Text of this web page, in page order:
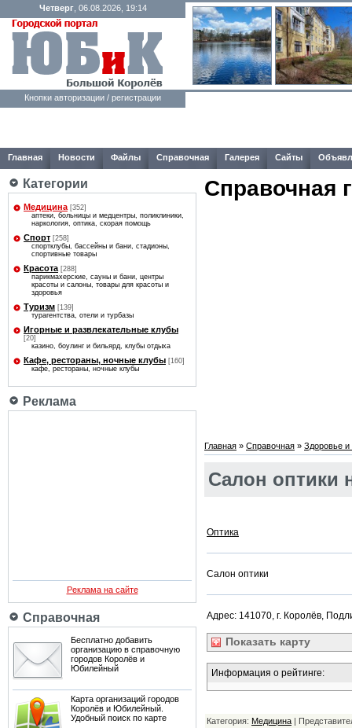
Четверг, 06.08.2026, 19:14
Кнопки авторизации / регистрации
Главная Новости Файлы Справочная Галерея Сайты
Категории
Медицина [352]
аптеки, больницы и медцентры, поликлиники,
наркология, оптика, скорая помощь
Спорт [258]
спортклубы, бассейны и бани, стадионы,
спортивные товары
Красота [288]
парикмахерские, сауны и бани, центры
красоты и салоны, товары для красоты и
здоровья
Туризм [139]
турагентства, отели и турбазы
Игорные и развлекательные клубы
[20]
казино, боулинг и бильярд, клубы отдыха
Кафе, рестораны, ночные клубы [160]
кафе, рестораны, ночные клубы
Реклама
Реклама на сайте
Справочная
Бесплатно добавить
организацию в справочную
городов Королёв и
Юбилейный
Карта организаций городов
Королёв и Юбилейный.
Удобный поиск по карте
Справочная
Главная » Справочная » Здоровье и
Салон оптики
Оптика
Салон оптики
Адрес: 141070, г. Королёв,
Показать карту
Информация о рейтинге:
Категория: Медицина |